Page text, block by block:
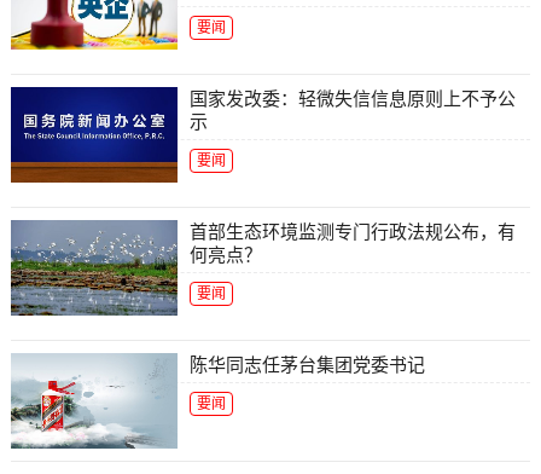
要闻
国家发改委：轻微失信信息原则上不予公
示
要闻
首部生态环境监测专门行政法规公布，有
何亮点？
要闻
陈华同志任茅台集团党委书记
要闻